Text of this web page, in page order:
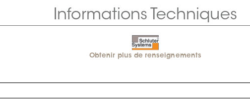
Informations Techniques
Obtenir plus de renseignements